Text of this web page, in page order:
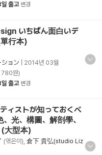
출고 변경
いちばん面白いデ
行本)
ョン
2014년 03월
780원)
출고 변경
ィストが知っておくべ
光、構圖、解剖學、
大型本)
(엮은이), 倉下 貴弘(studio Liz